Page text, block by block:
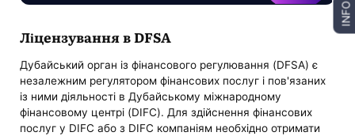
Ліцензування в DFSA
Дубайський орган із фінансового регулювання (DFSA) є
незалежним регулятором фінансових послуг і пов'язаних
із ними діяльності в Дубайському міжнародному
фінансовому центрі (DIFC). Для здійснення фінансових
послуг у DIFC або з DIFC компаніям необхідно отримати
INFO